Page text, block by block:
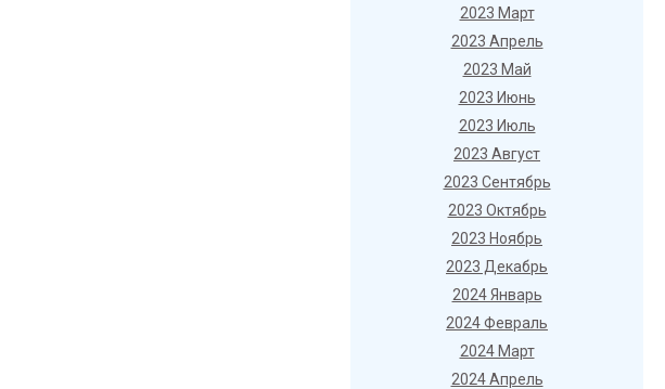
2023 Март
2023 Апрель
2023 Май
2023 Июнь
2023 Июль
2023 Август
2023 Сентябрь
2023 Октябрь
2023 Ноябрь
2023 Декабрь
2024 Январь
2024 Февраль
2024 Март
2024 Апрель